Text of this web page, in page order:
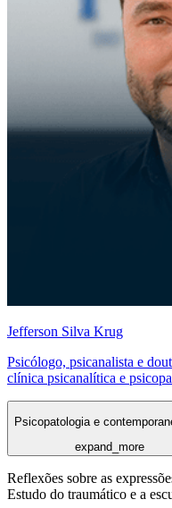
Jefferson Silva Krug
Psicólogo, psicanalista e
clínica psicanalítica e
Psicopatologia e
expand_more
Reflexões sobre as
Estudo do traumático e a